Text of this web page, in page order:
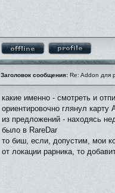
Заголовок сообщения: Re: Addon для
какие именно - смотреть и
ориентировочно глянул
из предложений - находясь
было в RareDar
то биш, если, допустим, мои
от локации рарника, то